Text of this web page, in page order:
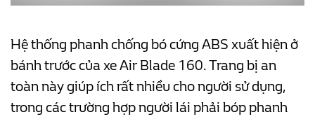
Hệ thống phanh chống bó cứng ABS xuất hiện ở
bánh trước của xe Air Blade 160. Trang bị an
toàn này giúp ích rất nhiều cho người sử dụng,
trong các trường hợp người lái phải bóp phanh